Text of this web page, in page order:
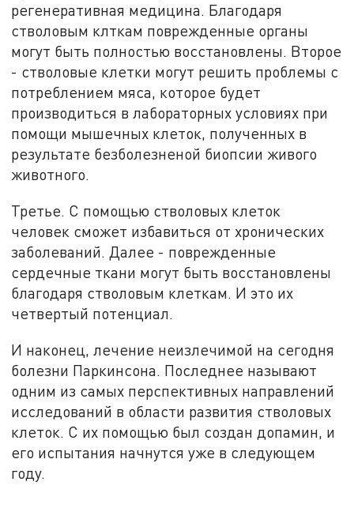
регенеративная медицина. Благодаря
стволовым клткам поврежденные органы
могут быть полностью восстановлены. Второе
- стволовые клетки могут решить проблемы с
потреблением мяса, которое будет
производиться в лабораторных условиях при
помощи мышечных клеток, полученных в
результате безболезненой биопсии живого
животного.
Третье. С помощью стволовых клеток
человек сможет избавиться от хронических
заболеваний. Далее - поврежденные
сердечные ткани могут быть восстановлены
благодаря стволовым клеткам. И это их
четвертый потенциал.
И наконец, лечение неизлечимой на сегодня
болезни Паркинсона. Последнее называют
одним из самых перспективных направлений
исследований в области развития стволовых
клеток. С их помощью был создан допамин, и
его испытания начнутся уже в следующем
году.